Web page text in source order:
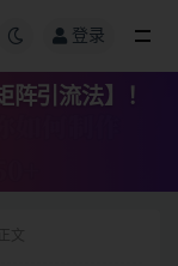
登录
引流法】！